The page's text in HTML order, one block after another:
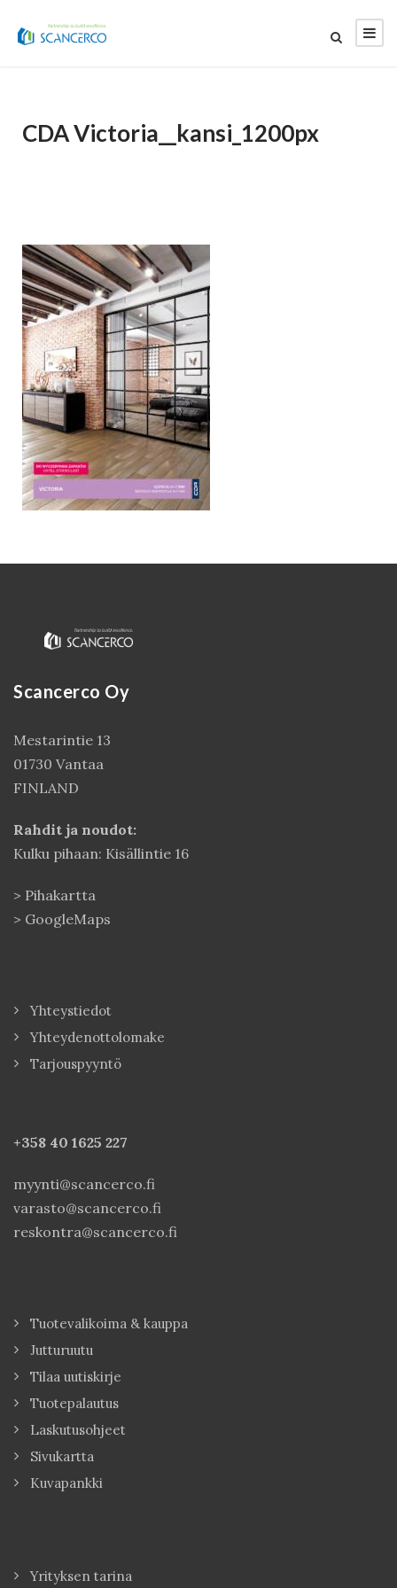
CDA Victoria__kansi_1200px
Scancerco Oy
Mestarintie 13
01730 Vantaa
FINLAND
Rahdit ja noudot:
Kulku pihaan: Kisällintie 16
> Pihakartta
> GoogleMaps
Yhteystiedot
Yhteydenottolomake
Tarjouspyyntö
+358 40 1625 227
myynti@scancerco.fi
varasto@scancerco.fi
reskontra@scancerco.fi
Tuotevalikoima & kauppa
Jutturuutu
Tilaa uutiskirje
Tuotepalautus
Laskutusohjeet
Sivukartta
Kuvapankki
Yrityksen tarina